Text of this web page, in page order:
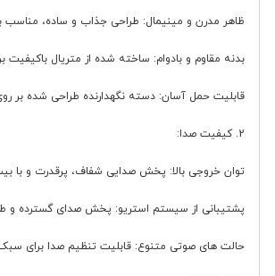
ظاهر مدرن و مینیمال: طراحی جذاب و ساده، مناسب
بدنه مقاوم و بادوام: ساخته شده از متریال
قابلیت حمل آسان: دسته نگهدارنده طراحی شده بر
2. کیفیت صدا:
توان خروجی بالا: پخش صدایی شفاف، پرقدرت و
پشتیبانی از سیستم استریو: پخش صدای گسترده و
حالت های صوتی متنوع: قابلیت تنظیم صدا برای